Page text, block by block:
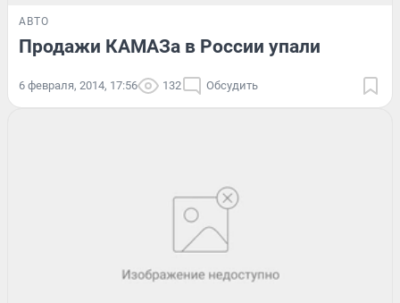
АВТО
Продажи КАМАЗа в России упали
6 февраля, 2014, 17:56 132 Обсудить